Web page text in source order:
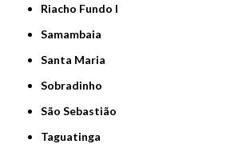
Riacho Fundo I
Samambaia
Santa Maria
Sobradinho
São Sebastião
Taguatinga